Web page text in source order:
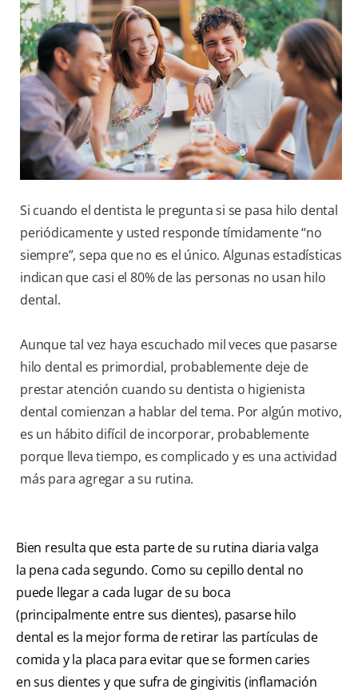
PARA PROFESIONALES
CUPONES
CO (ES)
SUSCRÍBETE
Si cuando el dentista le pregunta si se pasa hilo dental
periódicamente y usted responde tímidamente “no
siempre”, sepa que no es el único. Algunas estadísticas
indican que casi el 80% de las personas no usan hilo
dental.
Aunque tal vez haya escuchado mil veces que pasarse
hilo dental es primordial, probablemente deje de
prestar atención cuando su dentista o higienista
dental comienzan a hablar del tema. Por algún motivo,
es un hábito difícil de incorporar, probablemente
porque lleva tiempo, es complicado y es una actividad
más para agregar a su rutina.
Bien resulta que esta parte de su rutina diaria valga
la pena cada segundo. Como su cepillo dental no
puede llegar a cada lugar de su boca
(principalmente entre sus dientes), pasarse hilo
dental es la mejor forma de retirar las partículas de
comida y la placa para evitar que se formen caries
en sus dientes y que sufra de gingivitis (inflamación